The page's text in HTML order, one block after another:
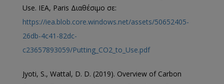
Use. IEA, Paris Διαθέσιμο σε:
https://iea.blob.core.windows.net/assets/50652405-
26db-4c41-82dc-
c23657893059/Putting_CO2_to_Use.pdf
Jyoti, S., Wattal, D. D. (2019). Overview of Carbon